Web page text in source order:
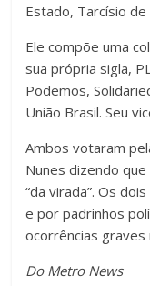
Estado, Tarcísio
Ele compõe uma
sua própria sigla,
Podemos,
União Brasil. Seu
Ambos votaram
Nunes dizendo que
“da virada”. Os
e por padrinhos
ocorrências graves
Do Metro News